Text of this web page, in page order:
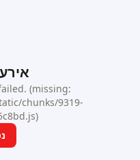
אירעה
9319 failed. (missing:
static/chunks/9319-